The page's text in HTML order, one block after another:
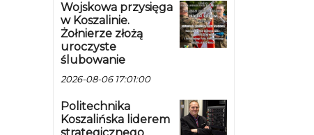
Wojskowa przysięga
w Koszalinie.
Żołnierze złożą
uroczyste
ślubowanie
2026-08-06 17:01:00
Politechnika
Koszalińska liderem